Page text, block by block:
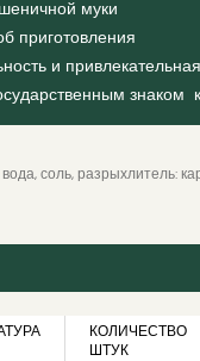
муки
приготовления
и
знаком
вода, соль, разрыхлитель:
КОЛИЧЕСТВО
ШТУК